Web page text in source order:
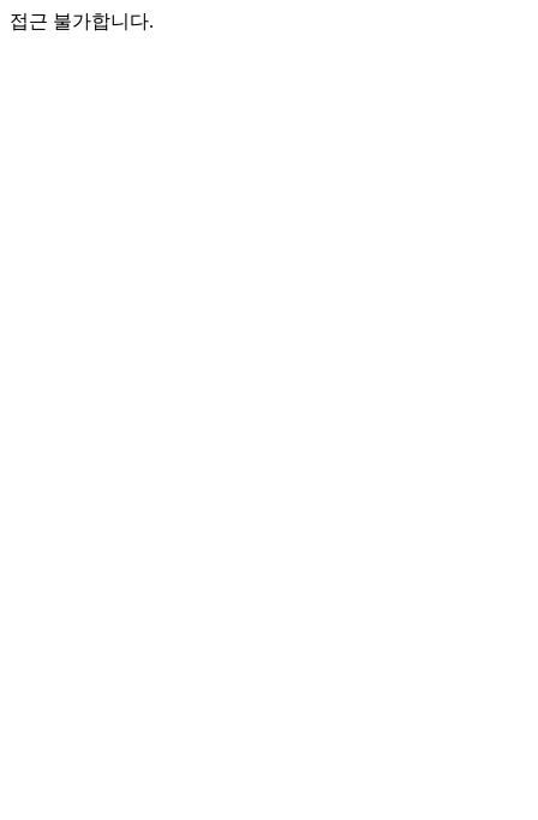
접근 불가합니다.